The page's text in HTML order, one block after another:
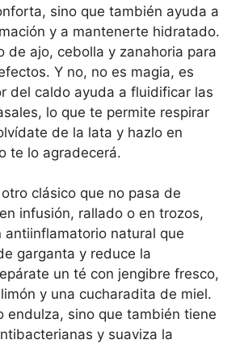
sino que también ayuda a
y a mantenerte hidratado.
de ajo, cebolla y zanahoria para
Y no, no es magia, es
del caldo ayuda a fluidificar las
lo que te permite respirar
de la lata y hazlo en
te lo agradecerá.
clásico que no pasa de
infusión, rallado o en trozos,
antiinflamatorio natural que
garganta y reduce la
un té con jengibre fresco,
y una cucharadita de miel.
endulza, sino que también tiene
y suaviza la